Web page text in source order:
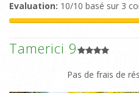
Evaluation: 10/10 basé sur 3
Tamerici 9
Pas de frais de